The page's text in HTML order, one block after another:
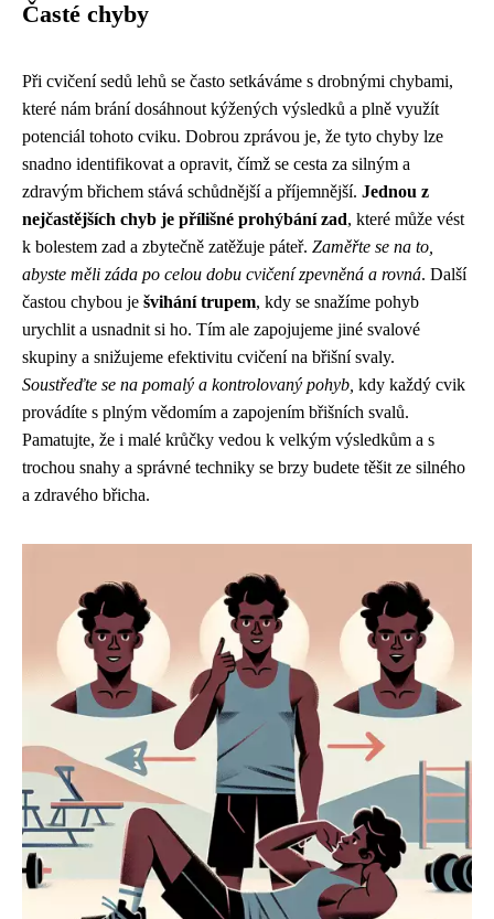
Časté chyby
Při cvičení sedů lehů se často setkáváme s drobnými chybami,
které nám brání dosáhnout kýžených výsledků a plně využít
potenciál tohoto cviku. Dobrou zprávou je, že tyto chyby lze
snadno identifikovat a opravit, čímž se cesta za silným a
zdravým břichem stává schůdnější a příjemnější. Jednou z
nejčastějších chyb je přílišné prohýbání zad, které může vést
k bolestem zad a zbytečně zatěžuje páteř. Zaměřte se na to,
abyste měli záda po celou dobu cvičení zpevněná a rovná. Další
častou chybou je švihání trupem, kdy se snažíme pohyb
urychlit a usnadnit si ho. Tím ale zapojujeme jiné svalové
skupiny a snižujeme efektivitu cvičení na břišní svaly.
Soustřeďte se na pomalý a kontrolovaný pohyb, kdy každý cvik
provádíte s plným vědomím a zapojením břišních svalů.
Pamatujte, že i malé krůčky vedou k velkým výsledkům a s
trochou snahy a správné techniky se brzy budete těšit ze silného
a zdravého břicha.